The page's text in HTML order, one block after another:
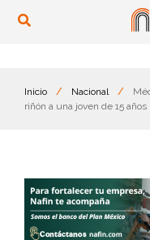
Inicio / Nacional /
riñón a una joven de 15 años